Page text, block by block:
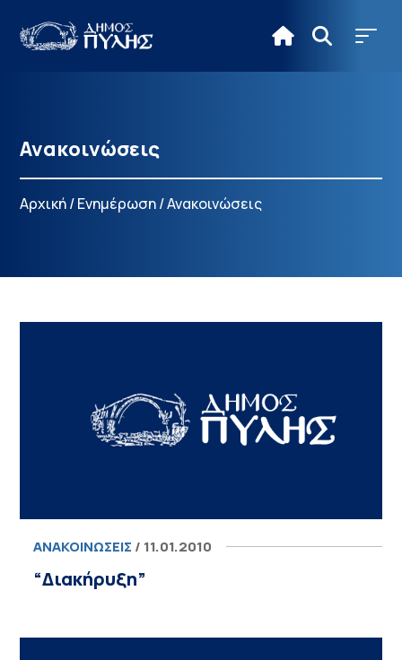
Ανακοινώσεις
Αρχική/Ενημέρωση/Ανακοινώσεις
ΑΝΑΚΟΙΝΏΣΕΙΣ / 11.01.2010
“Διακήρυξη”